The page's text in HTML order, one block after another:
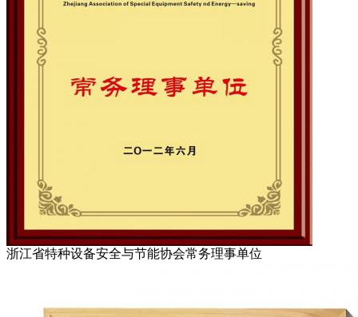
浙江省特种设备安全与节能协会常务理事单位